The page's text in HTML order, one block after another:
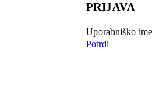
PRIJAVA
Uporabniško ime
Potrdi